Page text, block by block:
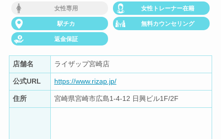
女性専用 女性トレーナー在籍
駅チカ 無料カウンセリング
返金保証
店舗名 ライザップ宮崎店
公式URL https://www.rizap.jp/
住所 宮崎県宮崎市広島1-4-12 日興ビル1F/2F